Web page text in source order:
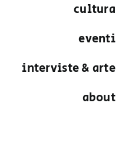
cultura
eventi
interviste & arte
about